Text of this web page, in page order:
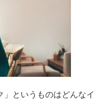
」というものはどんなイ